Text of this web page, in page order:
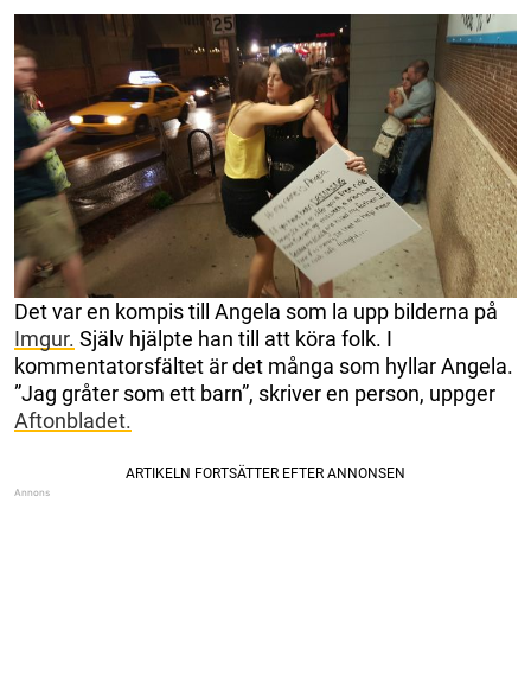
Det var en kompis till Angela som la upp bilderna på
Imgur. Själv hjälpte han till att köra folk. I
kommentatorsfältet är det många som hyllar Angela.
”Jag gråter som ett barn”, skriver en person, uppger
Aftonbladet.